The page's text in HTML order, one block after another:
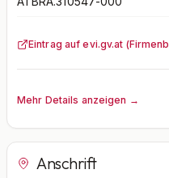
Eintrag auf evi.gv.at
Mehr Details anzeigen →
Anschrift